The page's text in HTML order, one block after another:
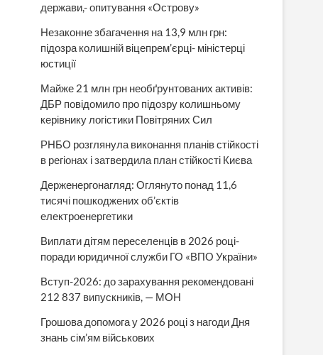
держави,- опитування «Острову»
Незаконне збагачення на 13,9 млн грн:
підозра колишній віцепрем’єрці- міністерці
юстиції
Майже 21 млн грн необґрунтованих активів:
ДБР повідомило про підозру колишньому
керівнику логістики Повітряних Сил
РНБО розглянула виконання планів стійкості
в регіонах і затвердила план стійкості Києва
Держенергонагляд: Оглянуто понад 11,6
тисячі пошкоджених об’єктів
електроенергетики
Виплати дітям переселенців в 2026 році-
поради юридичної служби ГО «ВПО України»
Вступ-2026: до зарахування рекомендовані
212 837 випускників, — МОН
Грошова допомога у 2026 році з нагоди Дня
знань сім’ям військових